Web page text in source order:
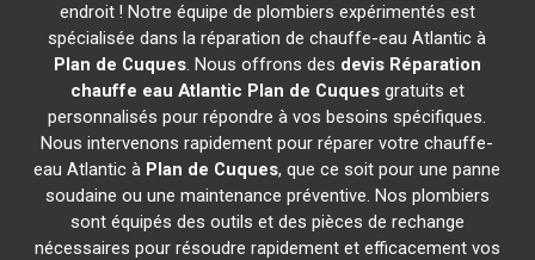
endroit ! Notre équipe de plombiers expérimentés est
spécialisée dans la réparation de chauffe-eau Atlantic à
Plan de Cuques. Nous offrons des devis Réparation
chauffe eau Atlantic Plan de Cuquesgratuits et
personnalisés pour répondre à vos besoins spécifiques.
Nous intervenons rapidement pour réparer votre chauffe-
eau Atlantic à Plan de Cuques, que ce soit pour une panne
soudaine ou une maintenance préventive. Nos plombiers
sont équipés des outils et des pièces de rechange
nécessaires pour résoudre rapidement et efficacement vos